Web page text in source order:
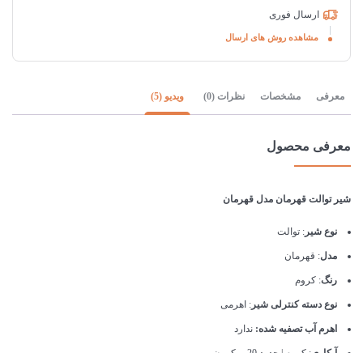
ارسال فوری
مشاهده روش های ارسال
معرفی مشخصات نظرات (0) ویدیو (5)
معرفی محصول
شیر توالت قهرمان مدل قهرمان
نوع شیر : توالت
مدل: قهرمان
رنگ: کروم
نوع دسته کنترلی شیر : اهرمی
اهرم آب تصفیه شده: ندارد